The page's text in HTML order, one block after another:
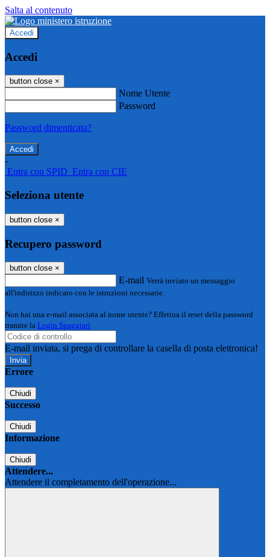
Salta al contenuto
Accedi
Accedi
button close ×
Nome Utente
Password
Password dimenticata?
-
Entra con SPID Entra con CIE
Seleziona utente
button close ×
Recupero password
button close ×
E-mail Verrà inviato un messaggio
all'indirizzo indicato con le istruzioni necessarie.
Non hai una e-mail associata al nome utente? Effettua il reset della password
tramite la Login Spaggiari
E-mail inviata, si prega di controllare la casella di posta elettronica!
Errore
Chiudi
Successo
Chiudi
Informazione
Chiudi
Attendere...
Attendere il completamento dell'operazione...